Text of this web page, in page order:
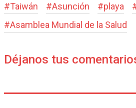
#Taiwán #Asunción #playa
#Asamblea Mundial de la Salud
Déjanos tus